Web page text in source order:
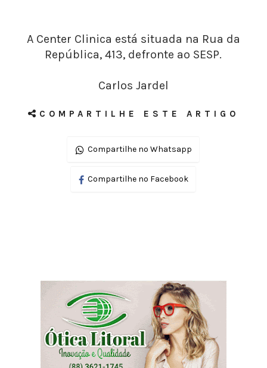
A Center Clinica está situada na Rua da
República, 413, defronte ao SESP.
Carlos Jardel
COMPARTILHE ESTE ARTIGO
Compartilhe no Whatsapp
Compartilhe no Facebook